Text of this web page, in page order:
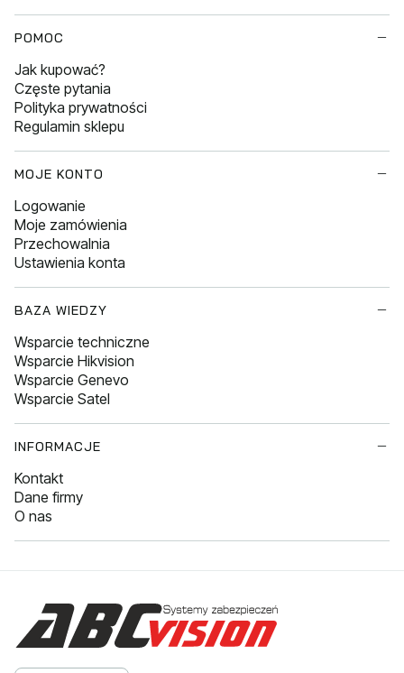
POMOC
Jak kupować?
Częste pytania
Polityka prywatności
Regulamin sklepu
MOJE KONTO
Logowanie
Moje zamówienia
Przechowalnia
Ustawienia konta
BAZA WIEDZY
Wsparcie techniczne
Wsparcie Hikvision
Wsparcie Genevo
Wsparcie Satel
INFORMACJE
Kontakt
Dane firmy
O nas